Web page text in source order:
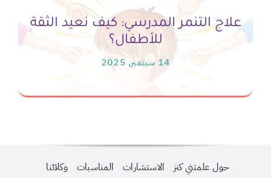
علاج التنمر المدرسي: كيف نعيد الثقة
للأطفال؟
14 سبتمبر, 2025
حول علمتني كنز الاستشارات المناسبات
وكلائنا